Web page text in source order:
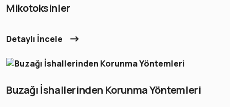
Mikotoksinler
Detaylı İncele
Buzağı İshallerinden Korunma Yöntemleri